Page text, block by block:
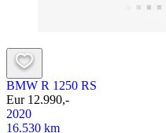
BMW R 1250 RS
Eur 12.990,-
2020
16.530 km